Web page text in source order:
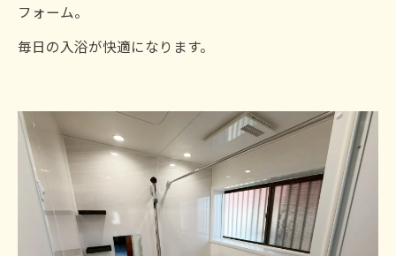
フォーム。
毎日の入浴が快適になります。